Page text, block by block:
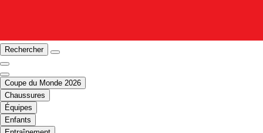
Rechercher
Coupe du Monde 2026
Chaussures
Équipes
Enfants